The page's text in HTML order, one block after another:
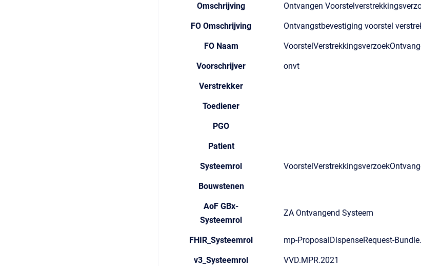
Omschrijving Ontvangen
FO Omschrijving Ontvangstbevestiging voorstel
FO Naam
Voorschrijver onvt
Verstrekker
Toediener
PGO
Patient
Systeemrol
Bouwstenen
AoF GBx-
Systeemrol
ZA Ontvangend Systeem
FHIR_Systeemrol mp-ProposalDispenseRequest-
v3_Systeemrol VVD.MPR.2021